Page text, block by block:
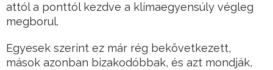
attól a ponttól kezdve a klímaegyensúly végleg
megborul.
Egyesek szerint ez már rég bekövetkezett,
mások azonban bizakodóbbak, és azt mondják,